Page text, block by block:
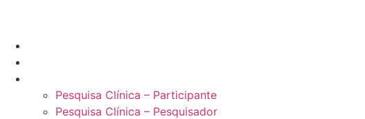
Pesquisa Clínica – Participante
Pesquisa Clínica – Pesquisador